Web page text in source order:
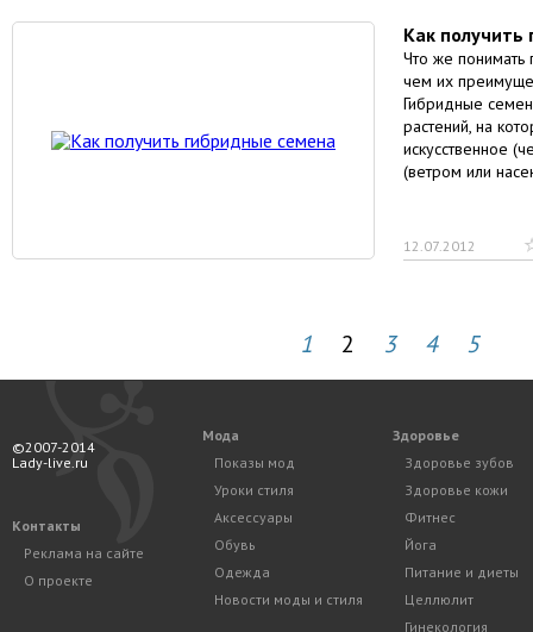
Как получить
Что же
чем их
Гибридные
растений, на
искусственное
(ветром или
12.07.2012
1 2 3 4 5
©2007-2014
Lady-live.ru
Контакты
Реклама на сайте
О проекте
Мода
Показы мод
Уроки стиля
Аксессуары
Обувь
Одежда
Новости моды и стиля
Здоровье
Здоровье зубов
Здоровье кожи
Фитнес
Йога
Питание и диеты
Целлюлит
Гинекология